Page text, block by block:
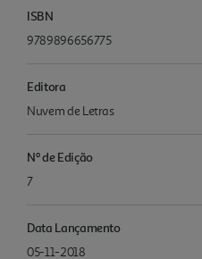
ISBN
9789896656775
Editora
Nuvem de Letras
Nº de Edição
7
Data Lançamento
05-11-2018